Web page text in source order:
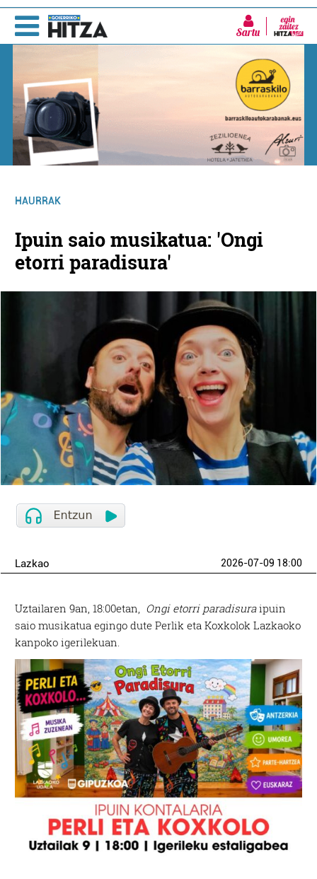
Sartu
HAURRAK
Ipuin saio musikatua: 'Ongi
etorri paradisura'
Lazkao 2026-07-09 18:00
Uztailaren 9an, 18:00etan, Ongi etorri paradisuraipuin
saio musikatua egingo dute Perlik eta Koxkolok Lazkaoko
kanpoko igerilekuan.